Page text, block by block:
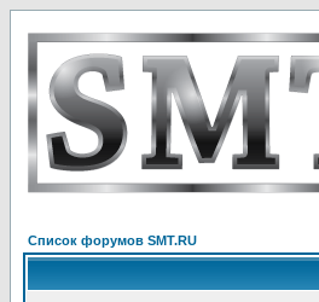
Список форумов SMT.RU